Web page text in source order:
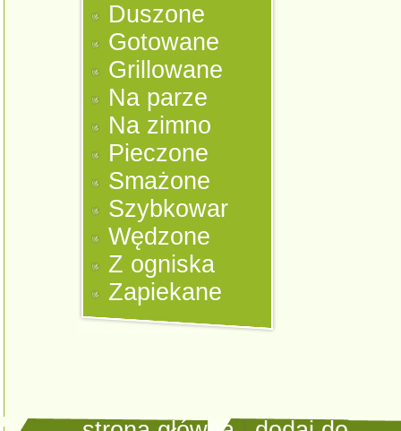
Duszone
Gotowane
Grillowane
Na parze
Na zimno
Pieczone
Smażone
Szybkowar
Wędzone
Z ogniska
Zapiekane